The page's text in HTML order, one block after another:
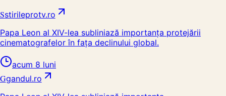
Sstirileprotv.ro
Papa Leon al XIV-lea subliniază importanța protejării
cinematografelor în fața declinului global.
acum 8 luni
Ggandul.ro